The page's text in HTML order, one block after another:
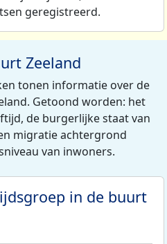
geregistreerd.
Zeeland
tonen informatie over de
Getoond worden: het
de burgerlijke staat van
migratie achtergrond
van inwoners.
in de buurt